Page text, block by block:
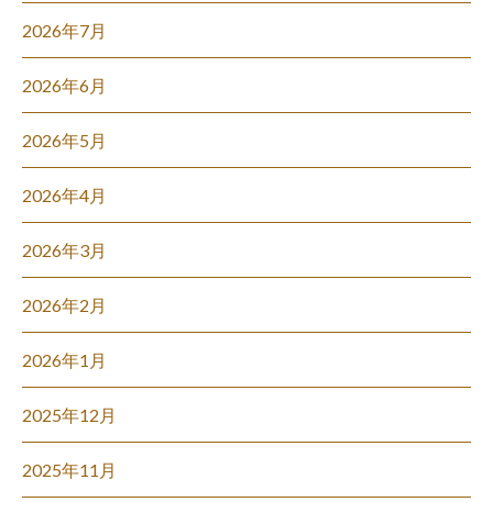
2026年7月
2026年6月
2026年5月
2026年4月
2026年3月
2026年2月
2026年1月
2025年12月
2025年11月